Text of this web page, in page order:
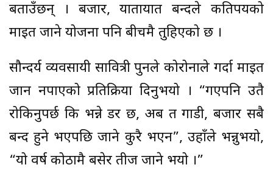
बताउँछन् । बजार, यातायात बन्दले कतिपयको
माइत जाने योजना पनि बीचमै तुहिएको छ ।
सौन्दर्य व्यवसायी सावित्री पुनले कोरोनाले गर्दा माइत
जान नपाएको प्रतिक्रिया दिनुभयो । “गएपनि उतै
रोकिनुपर्छ कि भन्ने डर छ, अब त गाडी, बजार सबै
बन्द हुने भएपछि जाने कुरै भएन”, उहाँले भन्नुभयो,
“यो वर्ष कोठामै बसेर तीज जाने भयो ।”